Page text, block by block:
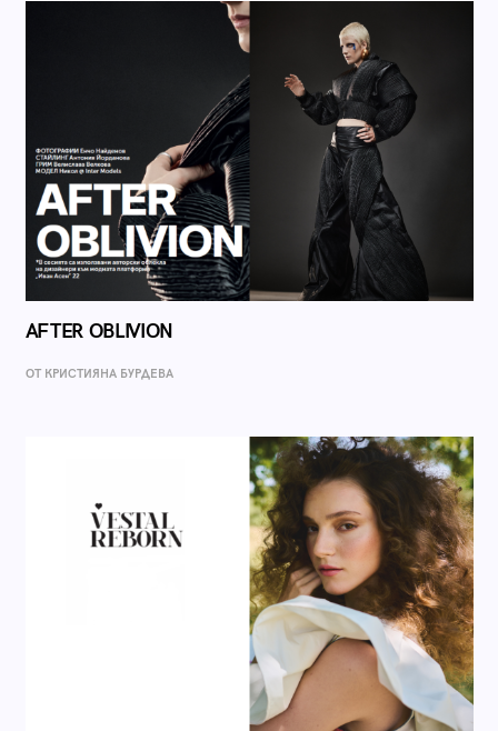
AFTER OBLIVION
ОТ КРИСТИЯНА БУРДЕВА